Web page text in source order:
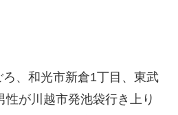
、和光市新倉1丁目、東武
が川越市発池袋行き上り